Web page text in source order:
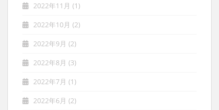
2022年11月 (1)
2022年10月 (2)
2022年9月 (2)
2022年8月 (3)
2022年7月 (1)
2022年6月 (2)